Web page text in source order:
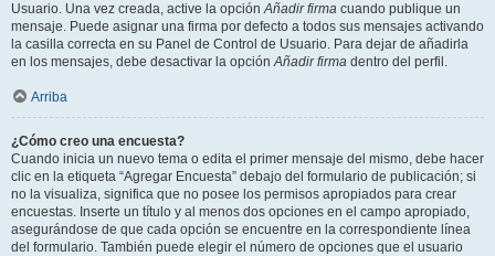
Usuario. Una vez creada, active la opciónAñadir firma cuando publique un
mensaje. Puede asignar una firma por defecto a todos sus mensajes activando
la casilla correcta en su Panel de Control de Usuario. Para dejar de añadirla
en los mensajes, debe desactivar la opciónAñadir firma dentro del perfil.
Arriba
¿Cómo creo una encuesta?
Cuando inicia un nuevo tema o edita el primer mensaje del mismo, debe hacer
clic en la etiqueta “Agregar Encuesta” debajo del formulario de publicación; si
no la visualiza, significa que no posee los permisos apropiados para crear
encuestas. Inserte un título y al menos dos opciones en el campo apropiado,
asegurándose de que cada opción se encuentre en la correspondiente línea
del formulario. También puede elegir el número de opciones que el usuario